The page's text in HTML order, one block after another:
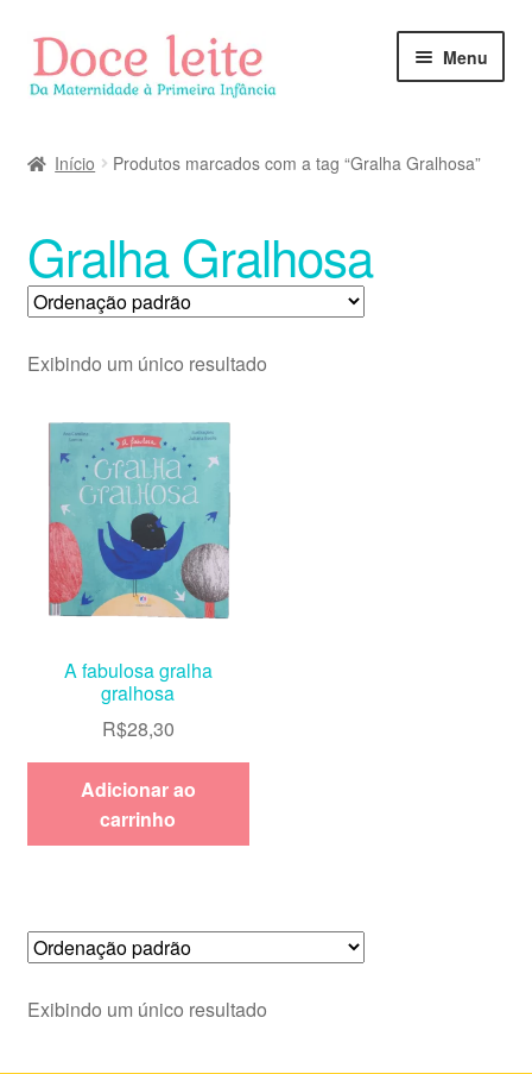
Pular
para
navegação
Pular
para
o
Menu
Início Produtos marcados com a tag “Gralha Gralhosa”
Gralha Gralhosa
Exibindo um único resultado
A fabulosa gralha
gralhosa
R$28,30
Adicionar ao
carrinho
Exibindo um único resultado